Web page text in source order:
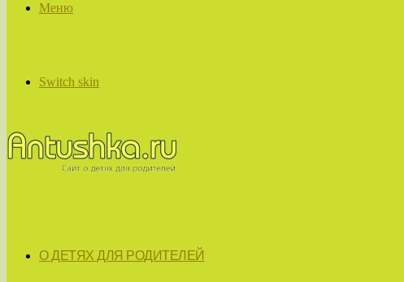
Меню
Switch skin
О ДЕТЯХ ДЛЯ РОДИТЕЛЕЙ